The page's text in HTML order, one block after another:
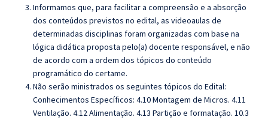
Informamos que, para facilitar a compreensão e a absorção
dos conteúdos previstos no edital, as videoaulas de
determinadas disciplinas foram organizadas com base na
lógica didática proposta pelo(a) docente responsável, e não
de acordo com a ordem dos tópicos do conteúdo
programático do certame.
Não serão ministrados os seguintes tópicos do Edital:
Conhecimentos Específicos: 4.10 Montagem de Micros. 4.11
Ventilação. 4.12 Alimentação. 4.13 Partição e formatação. 10.3